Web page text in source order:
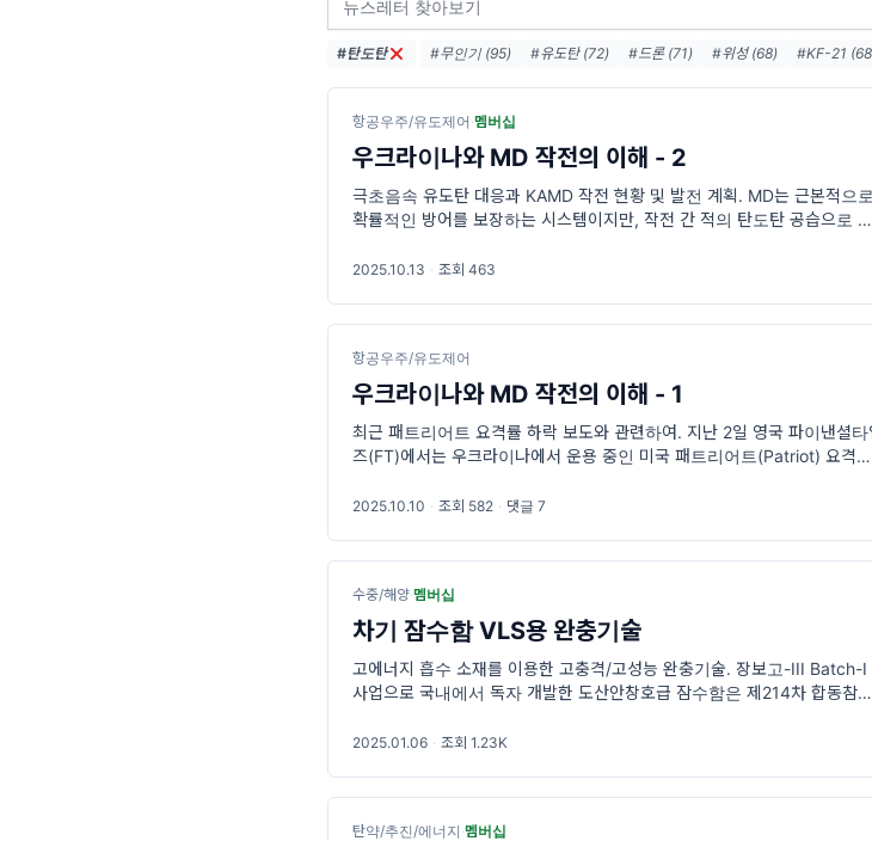
#탄도탄 #무인기 (95) #유도탄 (72) #드론 (71) #위성 (68) #KF-21
#국방과학연구소 (37)
항공우주/유도제어 ·멤버십
우크라이나와 MD 작전의 이해 - 2
극초음속 유도탄 대응과 KAMD 작전 현황 및 발전 계획. MD는 근본적으로
확률적인 방어를 보장하는 시스템이지만, 작전 간 적의 탄도탄 공습으로 인
수 있도록 지원한
2025.10.13 · 조회 463
항공우주/유도제어
우크라이나와 MD 작전의 이해 - 1
최근 패트리어트 요격률 하락 보도와 관련하여. 지난 2일 영국 파이낸셜타
즈(FT)에서는 우크라이나에서 운용 중인 미국 패트리어트(Patriot) 요격체
2025.10.10 · 조회 582 · 댓글 7
수중/해양·멤버십
차기 잠수함 VLS용 완충기술
고에너지 흡수 소재를 이용한 고충격/고성능 완충기술. 장보고-III Batch-I
사업으로 국내에서 독자 개발한 도산안창호급 잠수함은 제214차 합동참모
되었
2025.01.06 · 조회 1.23K
탄약/추진/에너지 ·멤버십